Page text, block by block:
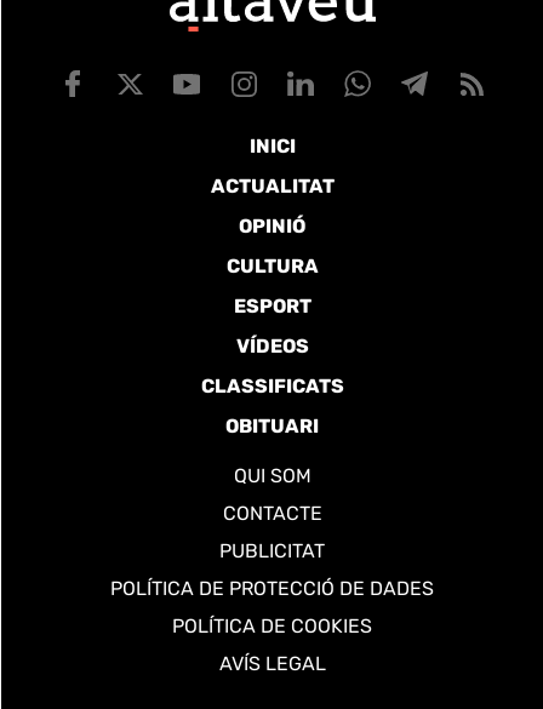
INICI
ACTUALITAT
OPINIÓ
CULTURA
ESPORT
VÍDEOS
CLASSIFICATS
OBITUARI
QUI SOM
CONTACTE
PUBLICITAT
POLÍTICA DE PROTECCIÓ DE DADES
POLÍTICA DE COOKIES
AVÍS LEGAL